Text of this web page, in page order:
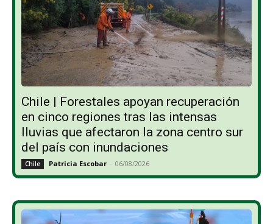
Chile | Forestales apoyan recuperación
en cinco regiones tras las intensas
lluvias que afectaron la zona centro sur
del país con inundaciones
Chile Patricia Escobar - 06/08/2026